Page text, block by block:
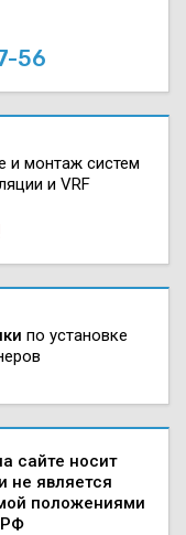
56
и монтаж систем
и VRF
по установке
сайте носит
не является
положениями
РФ